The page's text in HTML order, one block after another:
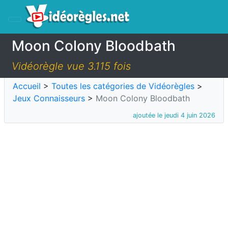
Moon Colony Bloodbath
Vidéorègle vue 3.115 fois
Accueil > Toutes les catégories de Vidéorègles >
Jeux Connaisseurs > Moon Colony Bloodbath
ajoutée le jeudi 4 juin 2026